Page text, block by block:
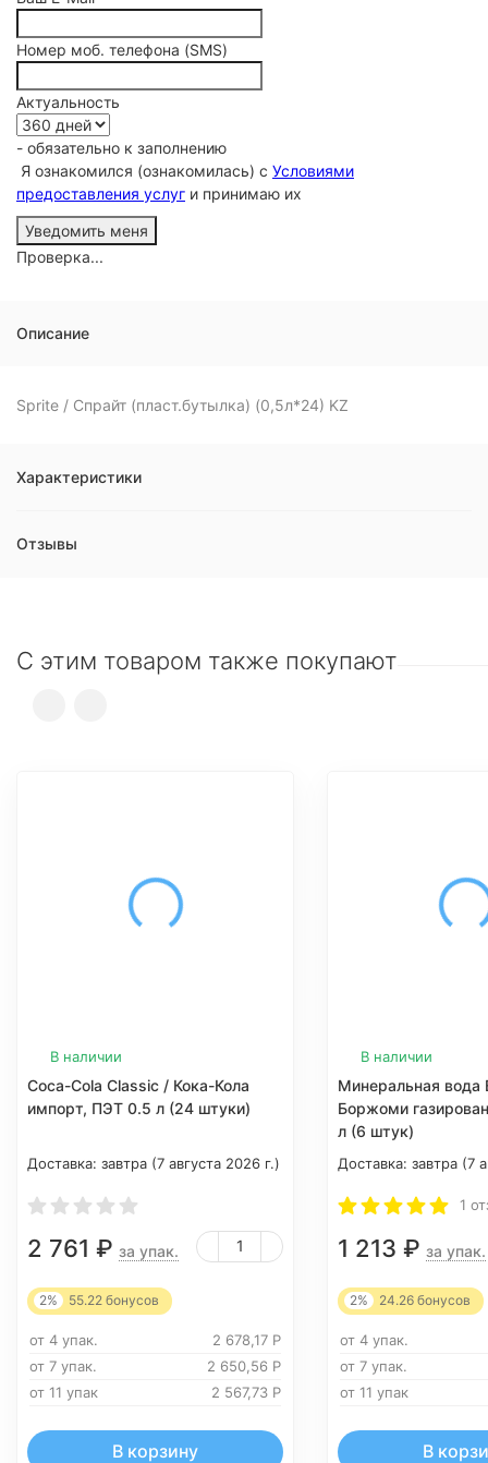
Номер моб. телефона (SMS)
Актуальность
- обязательно к заполнению
Я ознакомился (ознакомилась) с Условиями
предоставления услуг и принимаю их
Проверка...
Описание
Sprite / Спрайт (пласт.бутылка) (0,5л*24) KZ
Характеристики
Отзывы
С этим товаром также покупают
В наличии
Coca-Cola Classic / Кока-Кола
импорт, ПЭТ 0.5 л (24 штуки)
Доставка: завтра (7 августа 2026 г.)
2 761 ₽ за упак.
2% 55.22 бонусов
от 4 упак. 2 678,17 Р
от 7 упак.
2 650,56 Р
от 11 упак
2 567,73 Р
В корзину
В наличии
Минеральная вода
Боржоми
л (6 штук)
Доставка: завтра (7
1
1 213 ₽ за упак.
2% 24.26 бонусов
от 4 упак.
от 7 упак.
от 11 упак
В